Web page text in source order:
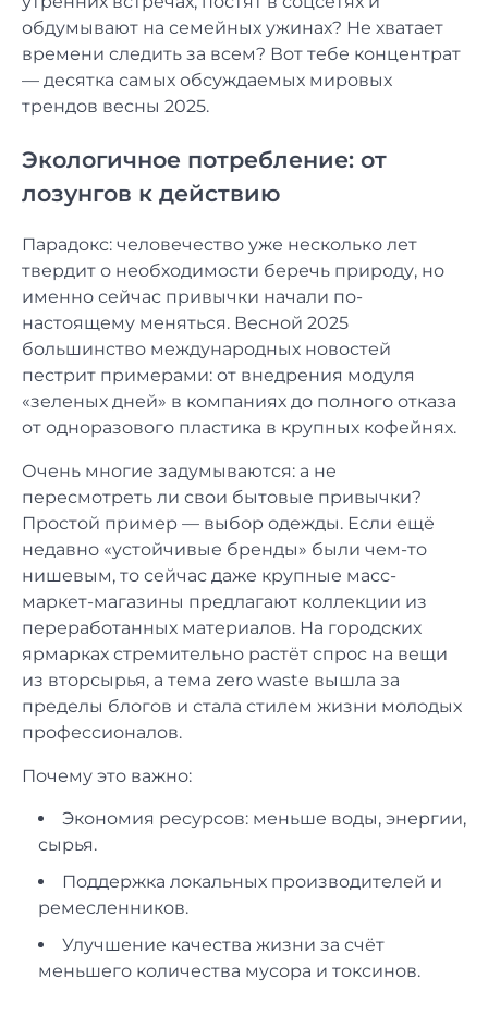
обдумывают на семейных ужинах? Не хватает
времени следить за всем? Вот тебе концентрат
— десятка самых обсуждаемых мировых
трендов весны 2025.
Экологичное потребление: от
лозунгов к действию
Парадокс: человечество уже несколько лет
твердит о необходимости беречь природу, но
именно сейчас привычки начали по-
настоящему меняться. Весной 2025
большинство международных новостей
пестрит примерами: от внедрения модуля
«зеленых дней» в компаниях до полного отказа
от одноразового пластика в крупных кофейнях.
Очень многие задумываются: а не
пересмотреть ли свои бытовые привычки?
Простой пример — выбор одежды. Если ещё
недавно «устойчивые бренды» были чем-то
нишевым, то сейчас даже крупные масс-
маркет-магазины предлагают коллекции из
переработанных материалов. На городских
ярмарках стремительно растёт спрос на вещи
из вторсырья, а тема zero waste вышла за
пределы блогов и стала стилем жизни молодых
профессионалов.
Почему это важно:
Экономия ресурсов: меньше воды, энергии,
сырья.
Поддержка локальных производителей и
ремесленников.
Улучшение качества жизни за счёт
меньшего количества мусора и токсинов.